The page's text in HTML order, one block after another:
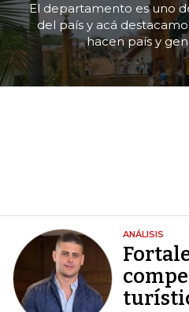
El departamento es uno
del país y acá
hacen país y
ANÁLISIS